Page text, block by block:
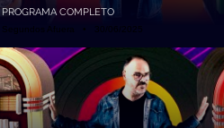
PROGRAMA COMPLETO
Segundos Afuera • 30/06/2025